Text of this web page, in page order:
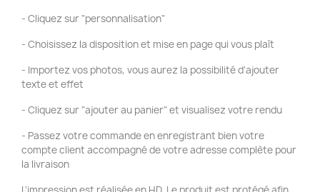
- Cliquez sur "personnalisation"
- Choisissez la disposition et mise en page qui vous plaît
- Importez vos photos, vous aurez la possibilité d'ajouter
texte et effet
- Cliquez sur "ajouter au panier" et visualisez votre rendu
- Passez votre commande en enregistrant bien votre
compte client accompagné de votre adresse complète pour
la livraison